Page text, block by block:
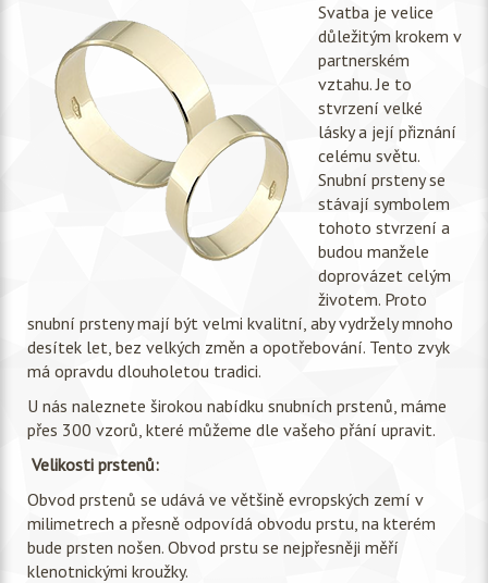
Svatba je velice
důležitým krokem v
partnerském
vztahu. Je to
stvrzení velké
lásky a její přiznání
celému světu.
Snubní prsteny se
stávají symbolem
tohoto stvrzení a
budou manžele
doprovázet celým
životem. Proto
snubní prsteny mají být velmi kvalitní, aby vydržely mnoho
desítek let, bez velkých změn a opotřebování. Tento zvyk
má opravdu dlouholetou tradici.
U nás naleznete širokou nabídku snubních prstenů, máme
přes 300 vzorů, které můžeme dle vašeho přání upravit.
Velikosti prstenů:
Obvod prstenů se udává ve většině evropských zemí v
milimetrech a přesně odpovídá obvodu prstu, na kterém
bude prsten nošen. Obvod prstu se nejpřesněji měří
klenotnickými kroužky.